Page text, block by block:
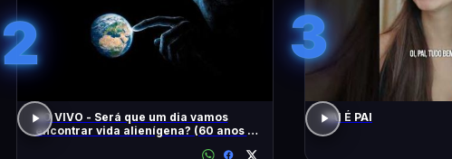
2
AO VIVO - Será que um dia vamos
encontrar vida alienígena? (60 anos de
3
PAI É PAI